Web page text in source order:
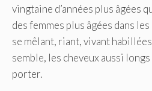
vingtaine d’années plus âgées
des femmes plus âgées dans
se mêlant, riant, vivant
semble, les cheveux aussi
porter.